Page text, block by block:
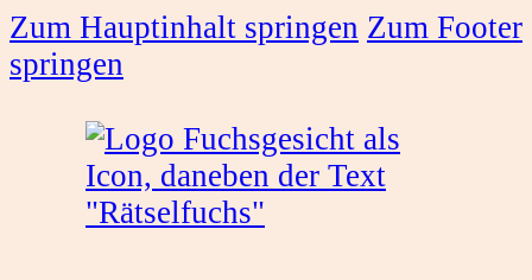
Zum Hauptinhalt springen Zum Footer
springen